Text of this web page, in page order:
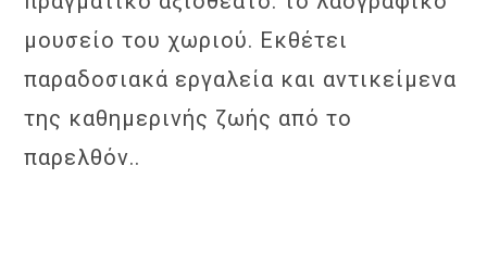
μουσείο του χωριού. Εκθέτει
παραδοσιακά εργαλεία και αντικείμενα
της καθημερινής ζωής από το
παρελθόν..